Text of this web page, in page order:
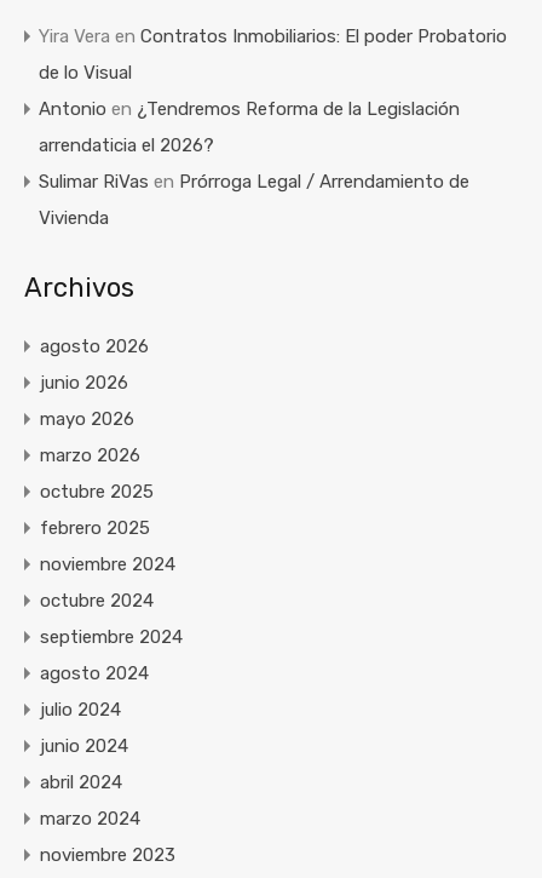
Yira Vera en Contratos Inmobiliarios: El poder Probatorio
de lo Visual
Antonio en ¿Tendremos Reforma de la Legislación
arrendaticia el 2026?
Sulimar RiVas en Prórroga Legal / Arrendamiento de
Vivienda
Archivos
agosto 2026
junio 2026
mayo 2026
marzo 2026
octubre 2025
febrero 2025
noviembre 2024
octubre 2024
septiembre 2024
agosto 2024
julio 2024
junio 2024
abril 2024
marzo 2024
noviembre 2023